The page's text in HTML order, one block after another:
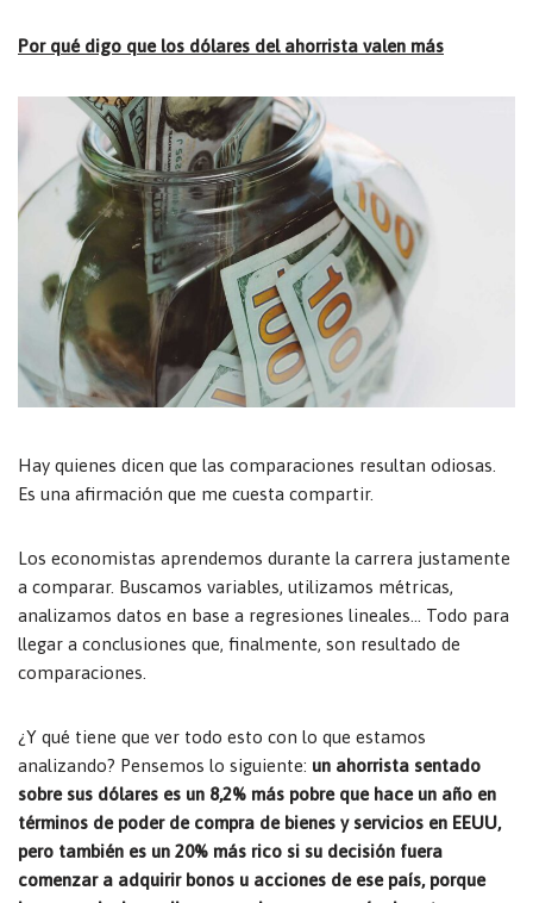
Por qué digo que los dólares del ahorrista valen más
Hay quienes dicen que las comparaciones resultan odiosas.
Es una afirmación que me cuesta compartir.
Los economistas aprendemos durante la carrera justamente
a comparar. Buscamos variables, utilizamos métricas,
analizamos datos en base a regresiones lineales… Todo para
llegar a conclusiones que, finalmente, son resultado de
comparaciones.
¿Y qué tiene que ver todo esto con lo que estamos
analizando? Pensemos lo siguiente: un ahorrista sentado
sobre sus dólares es un 8,2% más pobre que hace un año en
términos de poder de compra de bienes y servicios en EEUU,
pero también es un 20% más rico si su decisión fuera
comenzar a adquirir bonos u acciones de ese país, porque